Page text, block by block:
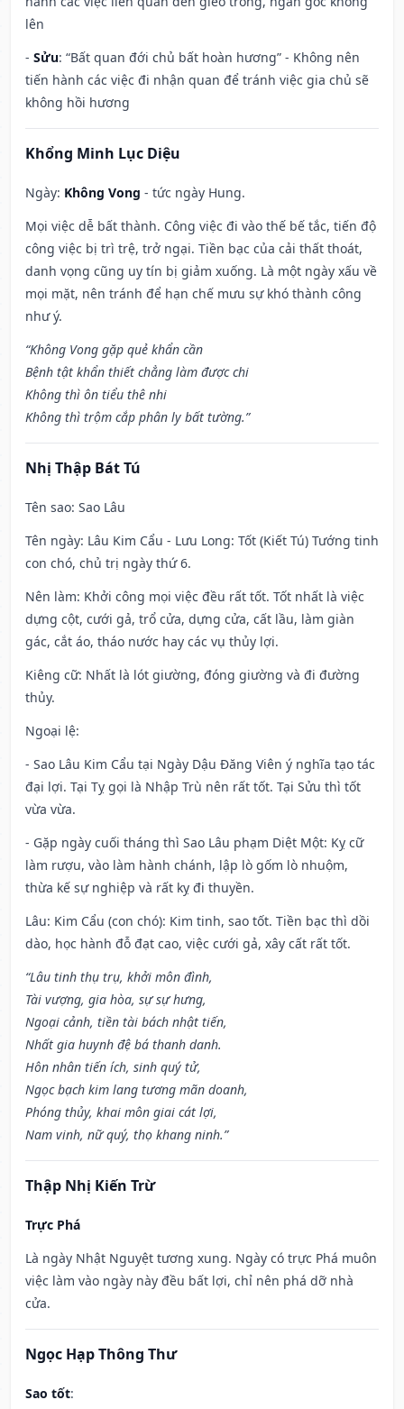
lên
- Sửu: “Bất quan đới chủ bất hoàn hương” - Không nên
tiến hành các việc đi nhận quan để tránh việc gia chủ sẽ
không hồi hương
Khổng Minh Lục Diệu
Ngày: Không Vong - tức ngày Hung.
Mọi việc dễ bất thành. Công việc đi vào thế bế tắc, tiến độ
công việc bị trì trệ, trở ngại. Tiền bạc của cải thất thoát,
danh vọng cũng uy tín bị giảm xuống. Là một ngày xấu về
mọi mặt, nên tránh để hạn chế mưu sự khó thành công
như ý.
“Không Vong gặp quẻ khẩn cần
Bệnh tật khẩn thiết chẳng làm được chi
Không thì ôn tiểu thê nhi
Không thì trộm cắp phân ly bất tường.”
Nhị Thập Bát Tú
Tên sao: Sao Lâu
Tên ngày: Lâu Kim Cẩu - Lưu Long: Tốt (Kiết Tú) Tướng tinh
con chó, chủ trị ngày thứ 6.
Nên làm: Khởi công mọi việc đều rất tốt. Tốt nhất là việc
dựng cột, cưới gả, trổ cửa, dựng cửa, cất lầu, làm giàn
gác, cắt áo, tháo nước hay các vụ thủy lợi.
Kiêng cữ: Nhất là lót giường, đóng giường và đi đường
thủy.
Ngoại lệ:
- Sao Lâu Kim Cẩu tại Ngày Dậu Đăng Viên ý nghĩa tạo tác
đại lợi. Tại Tỵ gọi là Nhập Trù nên rất tốt. Tại Sửu thì tốt
vừa vừa.
- Gặp ngày cuối tháng thì Sao Lâu phạm Diệt Một: Kỵ cữ
làm rượu, vào làm hành chánh, lập lò gốm lò nhuộm,
thừa kế sự nghiệp và rất kỵ đi thuyền.
Lâu: Kim Cẩu (con chó): Kim tinh, sao tốt. Tiền bạc thì dồi
dào, học hành đỗ đạt cao, việc cưới gả, xây cất rất tốt.
“Lâu tinh thụ trụ, khởi môn đình,
Tài vượng, gia hòa, sự sự hưng,
Ngoại cảnh, tiền tài bách nhật tiến,
Nhất gia huynh đệ bá thanh danh.
Hôn nhân tiến ích, sinh quý tử,
Ngọc bạch kim lang tương mãn doanh,
Phóng thủy, khai môn giai cát lợi,
Nam vinh, nữ quý, thọ khang ninh.”
Thập Nhị Kiến Trừ
Trực Phá
Là ngày Nhật Nguyệt tương xung. Ngày có trực Phá muôn
việc làm vào ngày này đều bất lợi, chỉ nên phá dỡ nhà
cửa.
Ngọc Hạp Thông Thư
Sao tốt: